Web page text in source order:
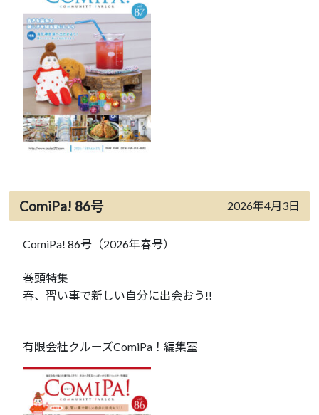
ComiPa! 86号 2026年4月3日
ComiPa! 86号（2026年春号）
巻頭特集
春、習い事で新しい自分に出会おう!!
有限会社クルーズComiPa！編集室